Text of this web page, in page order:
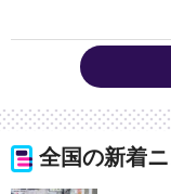
全国の新着